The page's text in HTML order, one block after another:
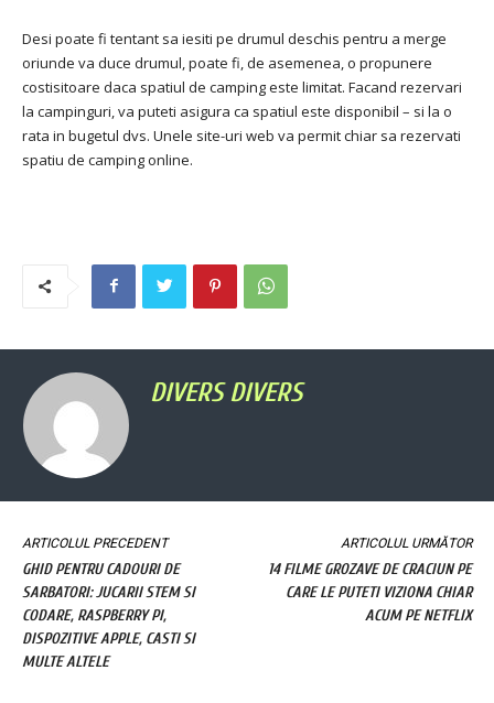
Desi poate fi tentant sa iesiti pe drumul deschis pentru a merge
oriunde va duce drumul, poate fi, de asemenea, o propunere
costisitoare daca spatiul de camping este limitat. Facand rezervari
la campinguri, va puteti asigura ca spatiul este disponibil – si la o
rata in bugetul dvs. Unele site-uri web va permit chiar sa rezervati
spatiu de camping online.
DIVERS DIVERS
ARTICOLUL PRECEDENT
GHID PENTRU CADOURI DE
SARBATORI: JUCARII STEM SI
CODARE, RASPBERRY PI,
DISPOZITIVE APPLE, CASTI SI
MULTE ALTELE
ARTICOLUL URMĂTOR
14 FILME GROZAVE DE CRACIUN PE
CARE LE PUTETI VIZIONA CHIAR
ACUM PE NETFLIX